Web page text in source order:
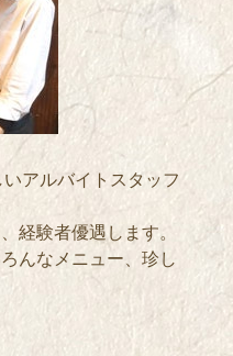
アルバイトスタッフ
経験者優遇します。
んなメニュー、珍し